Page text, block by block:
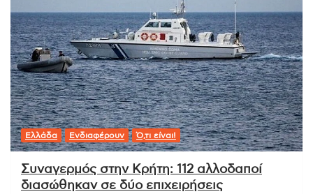
Ελλάδα Ενδιαφέρουν Ό,τι είναι!
Συναγερμός στην Κρήτη: 112 αλλοδαποί
διασώθηκαν σε δύο επιχειρήσεις